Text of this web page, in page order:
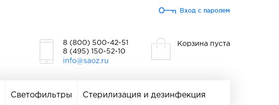
Вход с паролем
8 (800) 500-42-51
8 (495) 150-52-10
info@saoz.ru
Корзина пуста
Светофильтры Стерилизация и дезинфекция